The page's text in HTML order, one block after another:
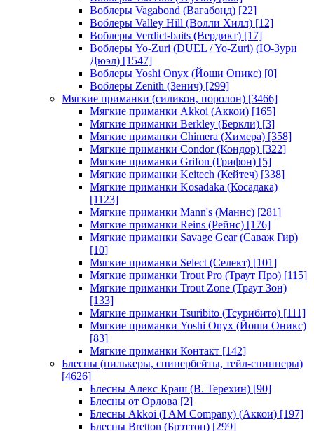
Воблеры Vagabond (Вагабонд) [22]
Воблеры Valley Hill (Волли Хилл) [12]
Воблеры Verdict-baits (Вердикт) [17]
Воблеры Yo-Zuri (DUEL / Yo-Zuri) (Ю-Зури
Дюэл) [1547]
Воблеры Yoshi Onyx (Йоши Оникс) [0]
Воблеры Zenith (Зенич) [299]
Мягкие приманки (силикон, поролон) [3466]
Мягкие приманки Akkoi (Аккои) [165]
Мягкие приманки Berkley (Беркли) [3]
Мягкие приманки Chimera (Химера) [358]
Мягкие приманки Condor (Кондор) [322]
Мягкие приманки Grifon (Грифон) [5]
Мягкие приманки Keitech (Кейтеч) [338]
Мягкие приманки Kosadaka (Косадака)
[1123]
Мягкие приманки Mann's (Маннс) [281]
Мягкие приманки Reins (Рейнс) [176]
Мягкие приманки Savage Gear (Саваж Гир)
[10]
Мягкие приманки Select (Селект) [101]
Мягкие приманки Trout Pro (Траут Про) [115]
Мягкие приманки Trout Zone (Траут Зон)
[133]
Мягкие приманки Tsuribito (Тсурибито) [111]
Мягкие приманки Yoshi Onyx (Йоши Оникс)
[83]
Мягкие приманки Контакт [142]
Блесны (пилькеры, спинербейты, тейл-спиннеры)
[4626]
Блесны Алекс Краш (В. Терехин) [90]
Блесны от Орлова [2]
Блесны Akkoi (I AM Company) (Аккои) [197]
Блесны Bretton (Брэттон) [299]